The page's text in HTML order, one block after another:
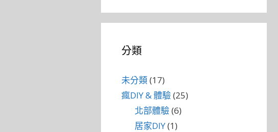
分類
未分類(17)
瘋DIY & 體驗(25)
北部體驗(6)
居家DIY(1)